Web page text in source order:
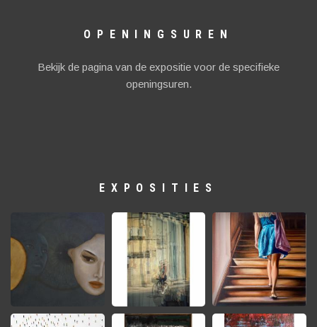
OPENINGSUREN
Bekijk de pagina van de expositie voor de specifieke
openingsuren.
EXPOSITIES